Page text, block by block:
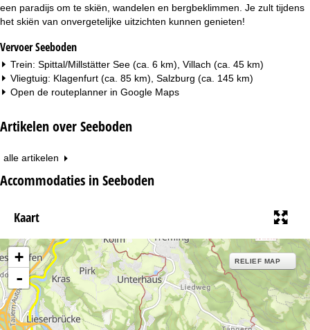
een paradijs om te skiën, wandelen en bergbeklimmen. Je zult tijdens
het skiën van onvergetelijke uitzichten kunnen genieten!
Vervoer Seeboden
Trein: Spittal/Millstätter See (ca. 6 km), Villach (ca. 45 km)
Vliegtuig: Klagenfurt (ca. 85 km), Salzburg (ca. 145 km)
Open de routeplanner in Google Maps
Artikelen over Seeboden
alle artikelen
Accommodaties in Seeboden
Kaart
+
-
RELIEF MAP